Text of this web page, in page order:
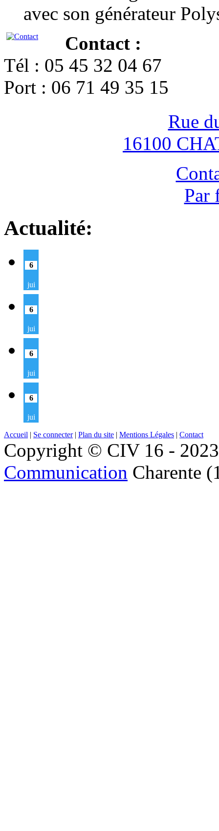
avec son générateur
Contact :
Tél : 05 45 32 04 67
Port : 06 71 49 35 15
Rue
16100
Par
Actualité:
6
jui
6
jui
6
jui
6
jui
Accueil | Se connecter| Plan du site | Mentions Légales | Contact
Copyright © CIV 16 -
Communication Charente